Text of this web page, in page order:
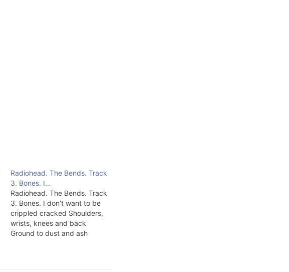
Radiohead. The Bends. Track
3. Bones. I…
Radiohead. The Bends. Track
3. Bones. I don't want to be
crippled cracked Shoulders,
wrists, knees and back
Ground to dust and ash